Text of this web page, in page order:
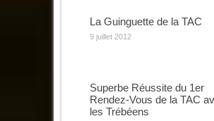
La Guinguette de la TAC
9 juillet 2012
Superbe Réussite du 1er
Rendez-Vous de la TAC
les Trébéens